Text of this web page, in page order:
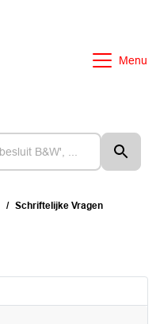
Menu
Schriftelijke Vragen